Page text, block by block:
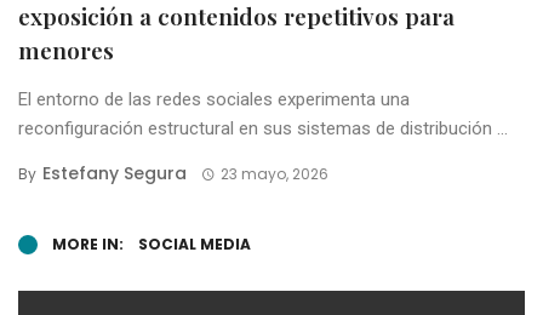
exposición a contenidos repetitivos para
menores
El entorno de las redes sociales experimenta una
reconfiguración estructural en sus sistemas de distribución ...
By Estefany Segura 23 mayo, 2026
MORE IN: SOCIAL MEDIA